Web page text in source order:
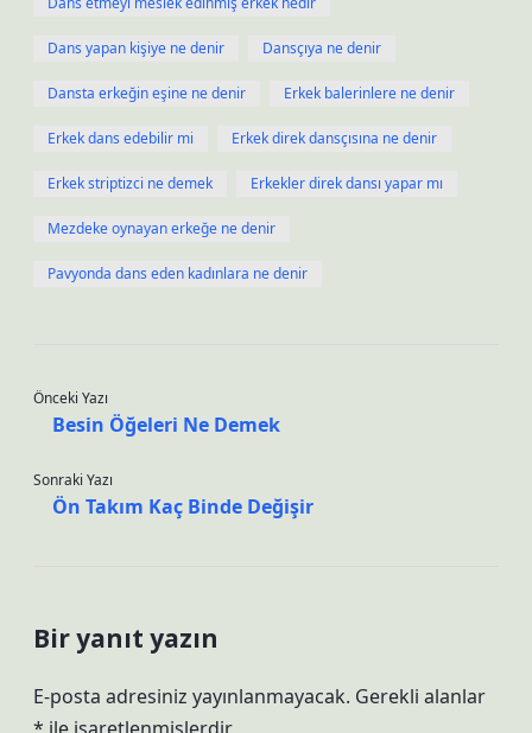
Dans yapan kişiye ne denir Dansçıya ne denir
Dansta erkeğin eşine ne denir Erkek balerinlere ne denir
Erkek dans edebilir mi Erkek direk dansçısına ne denir
Erkek striptizci ne demek Erkekler direk dansı yapar mı
Mezdeke oynayan erkeğe ne denir
Pavyonda dans eden kadınlara ne denir
Önceki Yazı
Besin Öğeleri Ne Demek
Sonraki Yazı
Ön Takım Kaç Binde Değişir
Bir yanıt yazın
E-posta adresiniz yayınlanmayacak. Gerekli alanlar